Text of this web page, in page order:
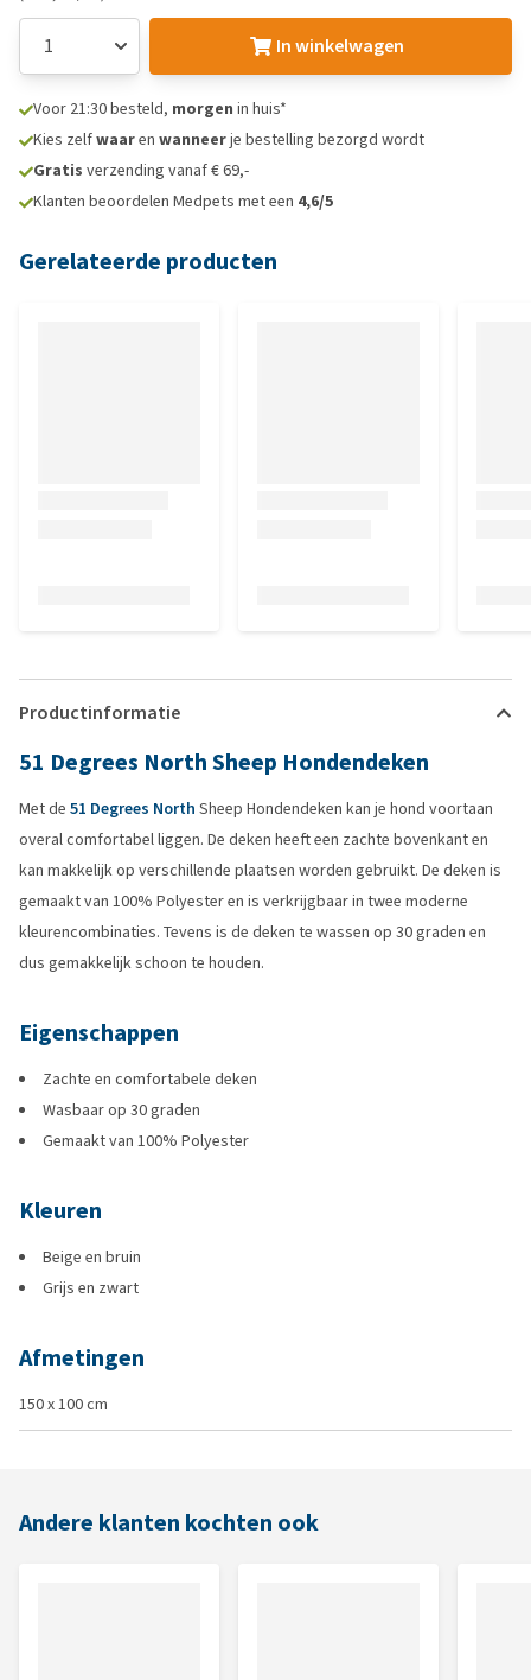
In winkelwagen
Voor 21:30 besteld, morgen in huis*
Kies zelfwaaren wanneerje bestelling bezorgd wordt
Gratis verzending vanaf € 69,-
Klanten beoordelen Medpets met een 4,6/5
Gerelateerde producten
Productinformatie
51 Degrees North Sheep Hondendeken
Met de 51 Degrees North Sheep Hondendeken kan je hond voortaan
overal comfortabel liggen. De deken heeft een zachte bovenkant en
kan makkelijk op verschillende plaatsen worden gebruikt. De deken is
gemaakt van 100% Polyester en is verkrijgbaar in twee moderne
kleurencombinaties. Tevens is de deken te wassen op 30 graden en
dus gemakkelijk schoon te houden.
Eigenschappen
Zachte en comfortabele deken
Wasbaar op 30 graden
Gemaakt van 100% Polyester
Kleuren
Beige en bruin
Grijs en zwart
Afmetingen
150 x 100 cm
Andere klanten kochten ook